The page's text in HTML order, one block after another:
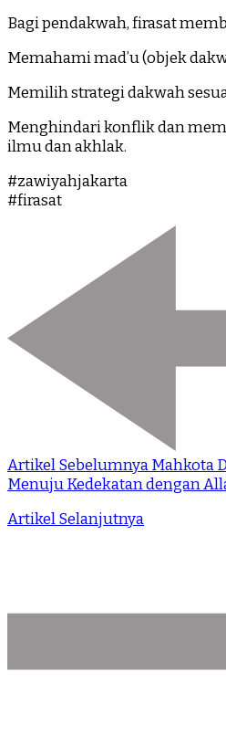
Bagi pendakwah, firasat
Memahami mad’u (objek
Memilih strategi dakwah
Menghindari konflik dan
ilmu dan akhlak.
#zawiyahjakarta
#firasat
Artikel SebelumnyaMahkota
Menuju Kedekatan dengan
Artikel Selanjutnya